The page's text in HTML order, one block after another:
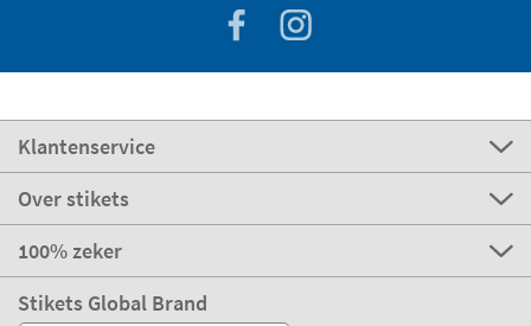
Klantenservice
Over stikets
100% zeker
Stikets Global Brand